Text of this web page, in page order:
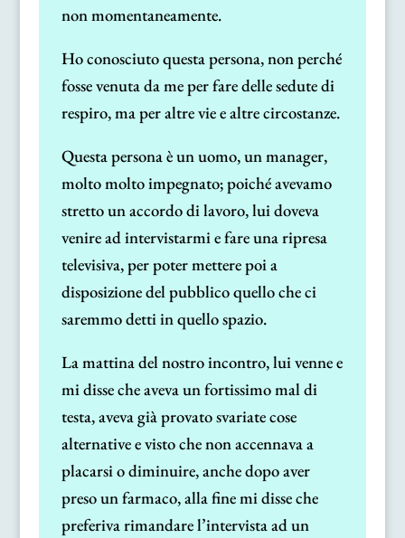
non momentaneamente.
Ho conosciuto questa persona, non perché
fosse venuta da me per fare delle sedute di
respiro, ma per altre vie e altre circostanze.
Questa persona è un uomo, un manager,
molto molto impegnato; poiché avevamo
stretto un accordo di lavoro, lui doveva
venire ad intervistarmi e fare una ripresa
televisiva, per poter mettere poi a
disposizione del pubblico quello che ci
saremmo detti in quello spazio.
La mattina del nostro incontro, lui venne e
mi disse che aveva un fortissimo mal di
testa, aveva già provato svariate cose
alternative e visto che non accennava a
placarsi o diminuire, anche dopo aver
preso un farmaco, alla fine mi disse che
preferiva rimandare l’intervista ad un